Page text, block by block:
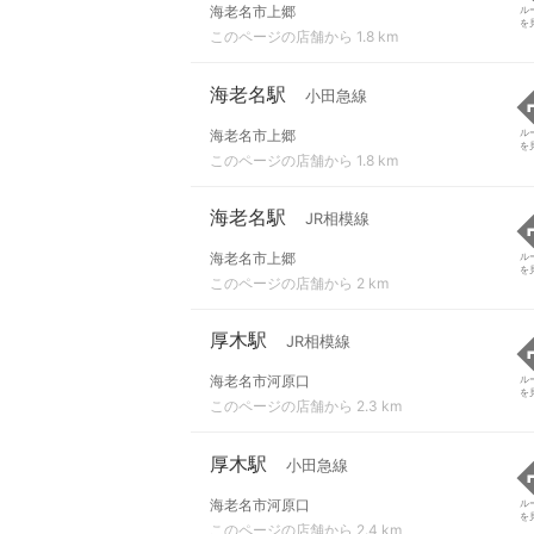
海老名市上郷
このページの店舗から 1.8 km
ル
を
海老名駅 小田急線
海老名市上郷
このページの店舗から 1.8 km
ル
を
海老名駅 JR相模線
海老名市上郷
このページの店舗から 2 km
ル
を
厚木駅 JR相模線
海老名市河原口
このページの店舗から 2.3 km
ル
を
厚木駅 小田急線
海老名市河原口
このページの店舗から 2.4 km
ル
を